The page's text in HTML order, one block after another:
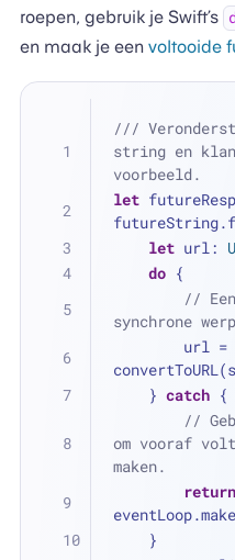
roepen, gebruik je Swift’s
en maak je een voltooide
///
string en
voorbeeld.
let
let url:
do {
//
synchrone
        url
=
    }
catch {
//
om vooraf
maken.
return
    }